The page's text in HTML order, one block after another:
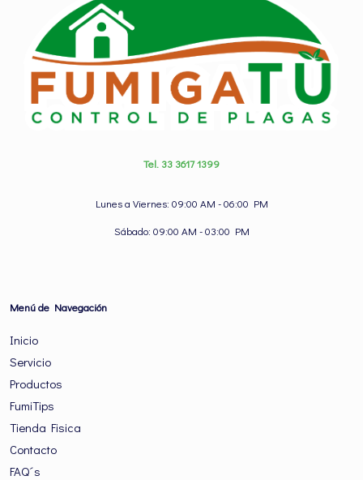
Tel. 33 3617 1399
Lunes a Viernes: 09:00 AM - 06:00 PM
Sábado: 09:00 AM - 03:00 PM
Menú de Navegación
Inicio
Servicio
Productos
FumiTips
Tienda Fisica
Contacto
FAQ´s